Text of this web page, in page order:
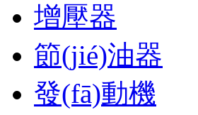
增壓器
節(jié)油器
發(fā)動機